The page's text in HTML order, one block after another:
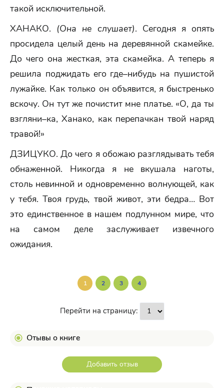
такой исключительной.
ХАНАКО. (Она не слушает). Сегодня я опять
просидела целый день на деревянной скамейке.
До чего она жесткая, эта скамейка. А теперь я
решила поджидать его где–нибудь на пушистой
лужайке. Как только он объявится, я быстренько
вскочу. Он тут же почистит мне платье. «О, да ты
взгляни–ка, Ханако, как перепачкан твой наряд
травой!»
ДЗИЦУКО. До чего я обожаю разглядывать тебя
обнаженной. Никогда я не вкушала наготы,
столь невинной и одновременно волнующей, как
у тебя. Твоя грудь, твой живот, эти бедра… Вот
это единственное в нашем подлунном мире, что
на самом деле заслуживает извечного
ожидания.
1 2 3 4
Перейти на страницу:
Отывы о книге
Добавить отзыв